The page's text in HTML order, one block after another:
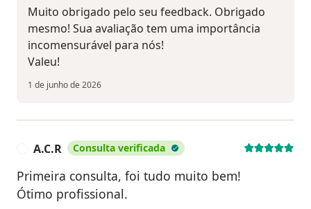
Muito obrigado pelo seu feedback. Obrigado
mesmo! Sua avaliação tem uma importância
incomensurável para nós!
Valeu!
1 de junho de 2026
A.C.R Consulta verificada
Primeira consulta, foi tudo muito bem!
Ótimo profissional.